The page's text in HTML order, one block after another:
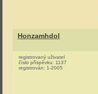
Honzamhdol
registrovaný uživatel
číslo příspěvku: 1137
registrován: 1-2005